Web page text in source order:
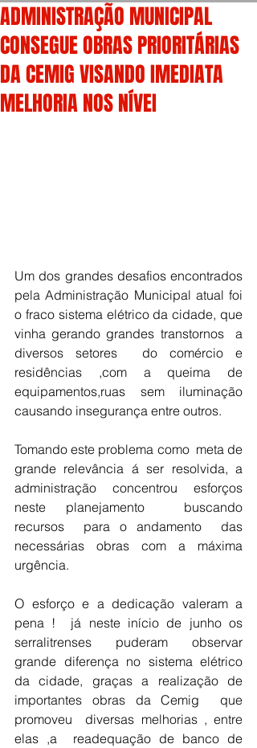
ADMINISTRAÇÃO MUNICIPAL
CONSEGUE OBRAS PRIORITÁRIAS
DA CEMIG VISANDO IMEDIATA
MELHORIA NOS NÍVEI
Um dos grandes desafios encontrados
pela Administração Municipal atual foi
o fraco sistema elétrico da cidade, que
vinha gerando grandes transtornos  a
diversos setores  do comércio e
residências ,com a queima de
equipamentos,ruas sem iluminação
causando insegurança entre outros.
Tomando este problema como  meta de
grande relevância á ser resolvida, a
administração concentrou esforços
neste planejamento  buscando
recursos  para o andamento  das
necessárias obras com a máxima
urgência.
O esforço e a dedicação valeram a
pena !  já neste início de junho os
serralitrenses puderam observar
grande diferença no sistema elétrico
da cidade, graças a realização de
importantes obras da Cemig  que
promoveu  diversas melhorias , entre
elas ,a  readequação de banco de